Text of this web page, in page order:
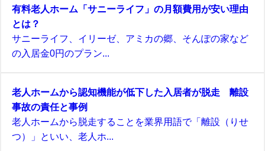
有料老人ホーム「サニーライフ」の月額費用が安い理由
とは？
サニーライフ、イリーゼ、アミカの郷、そんぽの家など
の入居金0円のプラン...
老人ホームから認知機能が低下した入居者が脱走 離設
事故の責任と事例
老人ホームから脱走することを業界用語で「離設（りせ
つ）」といい、老人ホ...